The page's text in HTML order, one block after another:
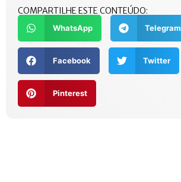
COMPARTILHE ESTE CONTEÚDO:
WhatsApp Telegram
Facebook Twitter
Pinterest